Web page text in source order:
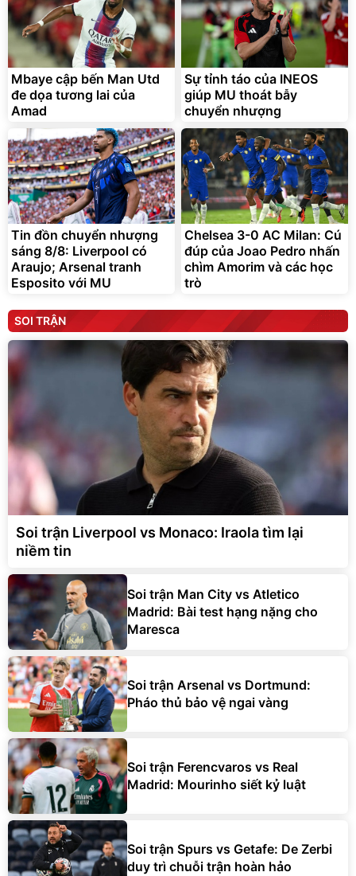
Mbaye cập bến Man Utd
đe dọa tương lai của
Amad
Sự tỉnh táo của INEOS
giúp MU thoát bẫy
chuyển nhượng
Tin đồn chuyển nhượng
sáng 8/8: Liverpool có
Araujo; Arsenal tranh
Esposito với MU
Chelsea 3-0 AC Milan: Cú
đúp của Joao Pedro nhấn
chìm Amorim và các học
trò
SOI TRẬN
Soi trận Liverpool vs Monaco: Iraola tìm lại
niềm tin
Soi trận Man City vs Atletico
Madrid: Bài test hạng nặng cho
Maresca
Soi trận Arsenal vs Dortmund:
Pháo thủ bảo vệ ngai vàng
Soi trận Ferencvaros vs Real
Madrid: Mourinho siết kỷ luật
Soi trận Spurs vs Getafe: De Zerbi
duy trì chuỗi trận hoàn hảo